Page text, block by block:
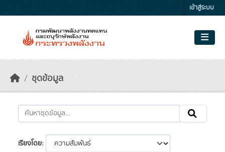
เข้าสู่ระบบ
ชุดข้อมูล
เรียงโดย